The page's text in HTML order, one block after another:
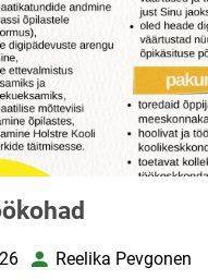
AutorReelika Pevgonen